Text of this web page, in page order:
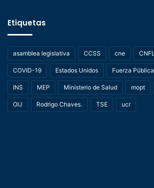
Etiquetas
asamblea legislativa CCSS cne CNFL
COVID-19 Estados Unidos Fuerza Pública
INS MEP Ministerio de Salud mopt
OIJ Rodrigo Chaves. TSE ucr